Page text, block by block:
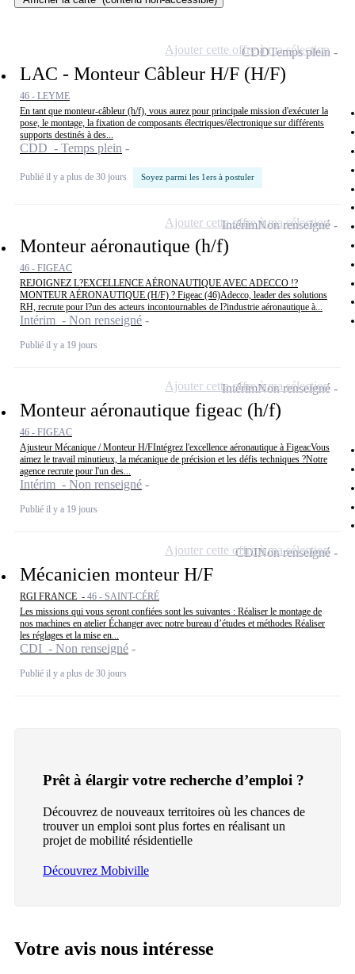
LAC - Monteur Câbleur H/F (H/F)
46 - LEYME
En tant que monteur-câbleur (h/f), vous aurez pour principale mission d'exécuter la
pose, le montage, la fixation de composants électriques/électronique sur différents
supports destinés à des...
CDD - Temps plein
Publié il y a plus de 30 jours Soyez parmi les 1ers à postuler
CDDTemps plein
Ajouter cette offre à ma sélection
Monteur aéronautique (h/f)
46 - FIGEAC
REJOIGNEZ L?EXCELLENCE AÉRONAUTIQUE AVEC ADECCO !?
MONTEUR AÉRONAUTIQUE (H/F) ? Figeac (46)Adecco, leader des solutions
RH, recrute pour l?un des acteurs incontournables de l?industrie aéronautique à...
Intérim - Non renseigné
Publié il y a 19 jours
IntérimNon renseigné
Ajouter cette offre à ma sélection
Monteur aéronautique figeac (h/f)
46 - FIGEAC
Ajusteur Mécanique / Monteur H/FIntégrez l'excellence aéronautique à FigeacVous
aimez le travail minutieux, la mécanique de précision et les défis techniques ?Notre
agence recrute pour l'un des...
Intérim - Non renseigné
Publié il y a 19 jours
IntérimNon renseigné
Ajouter cette offre à ma sélection
Mécanicien monteur H/F
RGI FRANCE - 46 - SAINT-CÉRÉ
Les missions qui vous seront confiées sont les suivantes : Réaliser le montage de
nos machines en atelier Échanger avec notre bureau d’études et méthodes Réaliser
les réglages et la mise en...
CDI - Non renseigné
Publié il y a plus de 30 jours
CDINon renseigné
Ajouter cette offre à ma sélection
Prêt à élargir votre recherche d’emploi ?
Découvrez de nouveaux territoires où les chances de
trouver un emploi sont plus fortes en réalisant un
projet de mobilité résidentielle
Découvrez Mobiville
Votre avis nous intéresse